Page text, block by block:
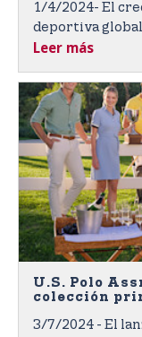
1/4/2024- El
deportiva
de su
Leer más
U.S. Polo
colección
3/7/2024 - El